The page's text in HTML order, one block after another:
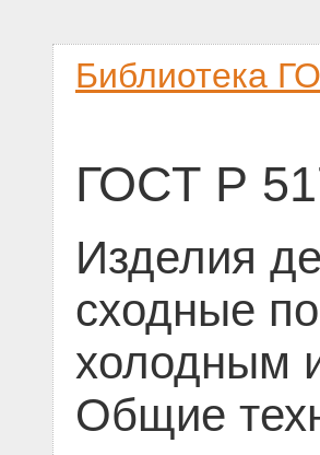
Библиотека
ГОСТ Р
Изделия
сходные
холодным
Общие